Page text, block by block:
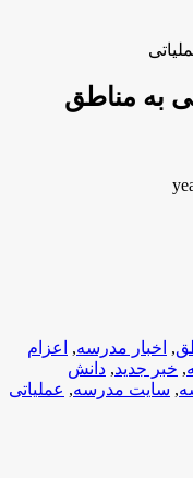
به مناطق
, اخبار مدرسه,
اعزام
, خبر جدید, دانش
, سایت مدرسه, عملیاتی